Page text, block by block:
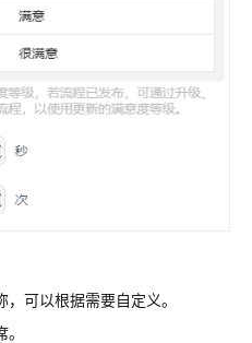
可以根据需要自定义。